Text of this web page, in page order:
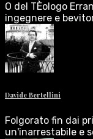
O del TÈologo
ingegnere e
Davide Bertellini
Folgorato fin dai
un'inarrestabile e